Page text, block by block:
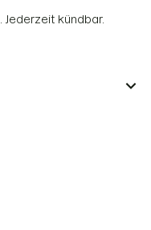
Jederzeit kündbar.